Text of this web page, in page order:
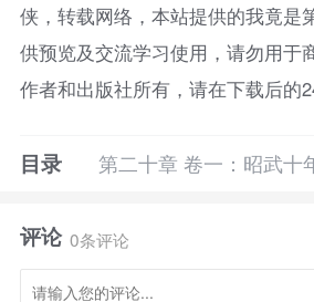
侠，转载网络，本站提供的我竟是
供预览及交流学习使用，请勿用于
作者和出版社所有，请在下载后的
什么仙啊？修道乙：滚！别他妈来
佛门丙：施主请速速成仙！别来
PS：本书又名《开局一把92式》
目录 第二十章 卷一：昭武十
评论 0条评论